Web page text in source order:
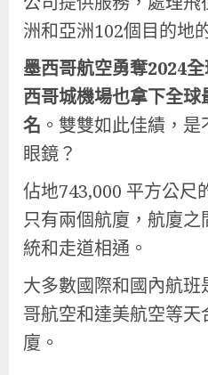
洲和亞洲102個目的地
墨西哥航空勇奪2024
西哥城機場也拿下全
名 。雙雙如此佳績，
眼鏡？
佔地743,000 平方公尺
只有兩個航廈，航廈
統和走道相通。
大多數國際和國內航
哥航空和達美航空等
廈。